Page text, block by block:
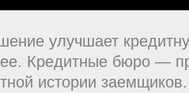
улучшает
Кредитные бюро —
истории